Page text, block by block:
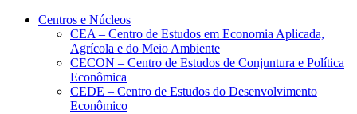
Conteúdo principal Menu principal
Centros e Núcleos
CEA – Centro de Estudos em Economia Aplicada,
Agrícola e do Meio Ambiente
CECON – Centro de Estudos de Conjuntura e Política
Econômica
CEDE – Centro de Estudos do Desenvolvimento
Econômico